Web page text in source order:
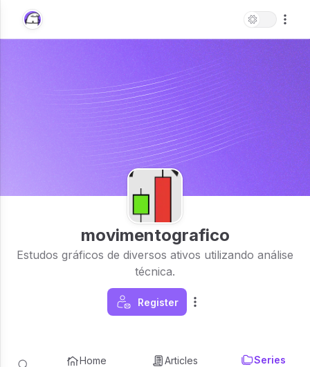
movimentografico
Estudos gráficos de diversos ativos utilizando análise
técnica.
Register
Home Articles Series